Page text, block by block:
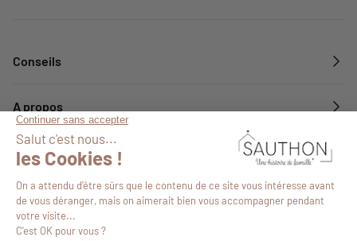
Conseils
A propos
Services
Suivez-nous